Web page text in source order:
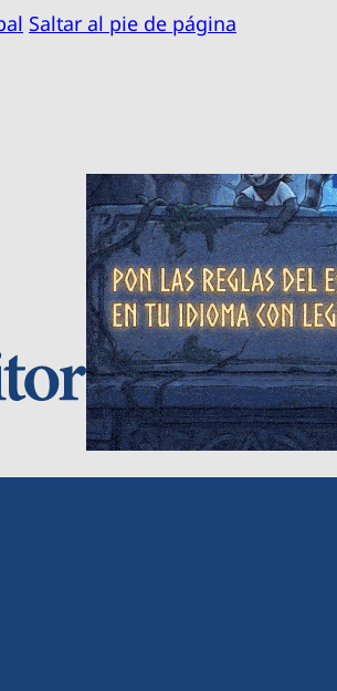
Saltar al pie de página